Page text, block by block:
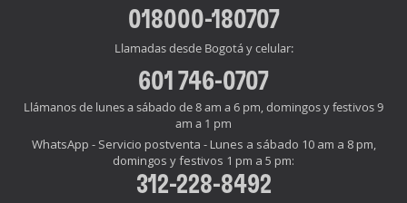
018000-180707
Llamadas desde Bogotá y celular:
601 746-0707
Llámanos de lunes a sábado de 8 am a 6 pm, domingos y festivos 9
am a 1 pm
WhatsApp - Servicio postventa - Lunes a sábado 10 am a 8 pm,
domingos y festivos 1 pm a 5 pm:
312-228-8492